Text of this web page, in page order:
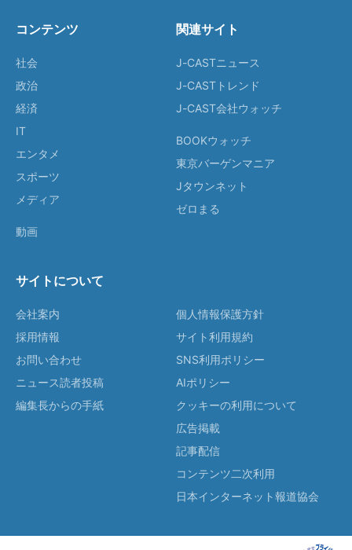
コンテンツ
社会
政治
経済
IT
エンタメ
スポーツ
メディア
動画
関連サイト
J-CASTニュース
J-CASTトレンド
J-CAST会社ウォッチ
BOOKウォッチ
東京バーゲンマニア
Jタウンネット
ゼロまる
サイトについて
会社案内
採用情報
お問い合わせ
ニュース読者投稿
編集長からの手紙
個人情報保護方針
サイト利用規約
SNS利用ポリシー
AIポリシー
クッキーの利用について
広告掲載
記事配信
コンテンツ二次利用
日本インターネット報道協会